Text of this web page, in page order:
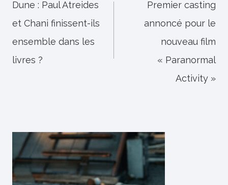
de
l’article
Dune : Paul Atreides
et Chani finissent-ils
ensemble dans les
livres ?
Premier casting
annoncé pour le
nouveau film
« Paranormal
Activity »